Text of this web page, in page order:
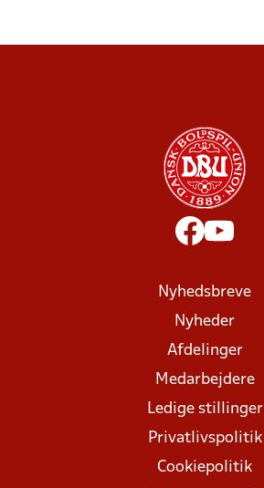
Nyhedsbreve
Nyheder
Afdelinger
Medarbejdere
Ledige stillinger
Privatlivspolitik
Cookiepolitik